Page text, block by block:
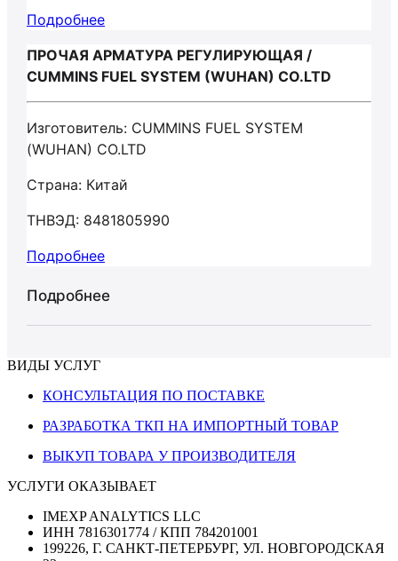
Подробнее
ПРОЧАЯ АРМАТУРА РЕГУЛИРУЮЩАЯ /
CUMMINS FUEL SYSTEM (WUHAN) CO.LTD
Изготовитель: CUMMINS FUEL SYSTEM
(WUHAN) CO.LTD
Страна: Китай
ТНВЭД: 8481805990
Подробнее
Подробнее
ВИДЫ УСЛУГ
КОНСУЛЬТАЦИЯ ПО ПОСТАВКЕ
РАЗРАБОТКА ТКП НА ИМПОРТНЫЙ ТОВАР
ВЫКУП ТОВАРА У ПРОИЗВОДИТЕЛЯ
УСЛУГИ ОКАЗЫВАЕТ
IMEXP ANALYTICS LLC
ИНН 7816301774 / КПП 784201001
199226, Г. САНКТ-ПЕТЕРБУРГ, УЛ. НОВГОРОДСКАЯ